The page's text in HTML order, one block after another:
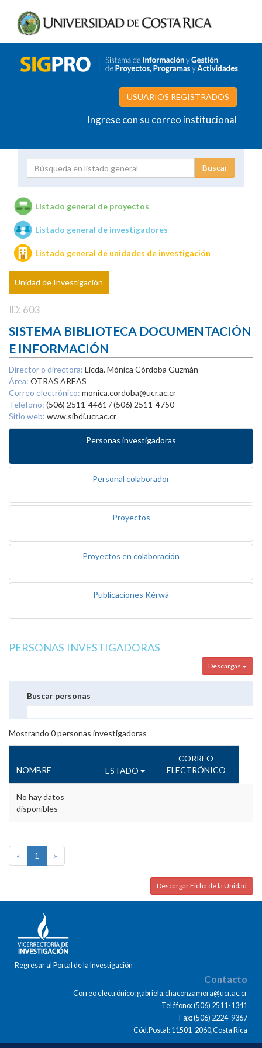
USUARIOS REGISTRADOS
Ingrese con su correo institucional
Unidades de investigación
Listado general de proyectos
Listado general de investigadores
Listado general de unidades de investigación
Unidad de Investigación
ID: 603
SISTEMA BIBLIOTECA DOCUMENTACIÓN
E INFORMACIÓN
Director o directora: Licda. Mónica Córdoba Guzmán
Área: OTRAS AREAS
Correo electrónico: monica.cordoba@ucr.ac.cr
Teléfono: (506) 2511-4461 / (506) 2511-4750
Sitio web: www.sibdi.ucr.ac.cr
Personas investigadoras
Personal colaborador
Proyectos
Proyectos en colaboración
Publicaciones Kérwá
PERSONAS INVESTIGADORAS
Descargas
Buscar personas
Mostrando 0personas investigadoras
NOMBRE ESTADO
CORREO
ELECTRÓNICO
No hay datos
disponibles
« 1 »
Descargar Ficha de la Unidad
Regresar al Portal de la Investigación
Contacto
Correo electrónico: gabriela.chaconzamora@ucr.ac.cr
Teléfono: (506) 2511-1341
Fax: (506) 2224-9367
Cód.Postal: 11501-2060,Costa Rica